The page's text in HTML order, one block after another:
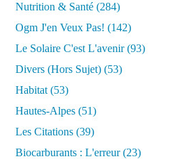
Nutrition & Santé (284)
Ogm J'en Veux Pas! (142)
Le Solaire C'est L'avenir(93)
Divers (hors Sujet) (53)
Habitat (53)
Hautes-Alpes (51)
Les Citations (39)
Biocarburants : L'erreur(23)